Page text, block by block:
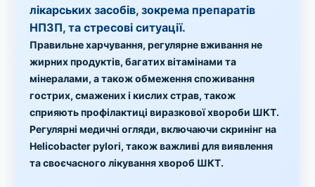
лікарських засобів, зокрема препаратів
НПЗП, та стресові ситуації.
Правильне харчування, регулярне вживання не
жирних продуктів, багатих вітамінами та
мінералами, а також обмеження споживання
гострих, смажених і кислих страв, також
сприяють профілактиці виразкової хвороби ШКТ.
Регулярні медичні огляди, включаючи скринінг на
Helicobacter pylori, також важливі для виявлення
та своєчасного лікування хвороб ШКТ.